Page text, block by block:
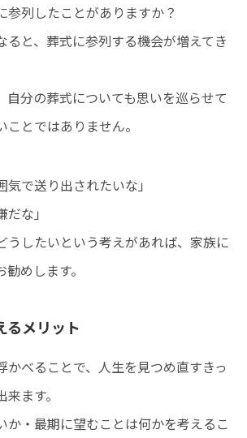
参列したことがありますか？
ると、葬式に参列する機会が増えてき
自分の葬式についても思いを巡らせて
ことではありません。
気で送り出されたいな」
だな」
うしたいという考えがあれば、家族に
めします。
るメリット
かべることで、人生を見つめ直すきっ
ます。
か・最期に望むことは何かを考えるこ